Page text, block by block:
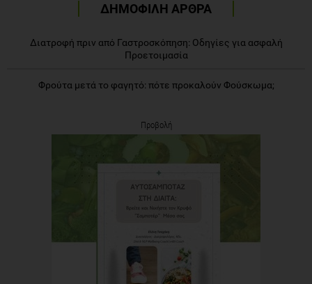
ΔΗΜΟΦΙΛΗ ΑΡΘΡΑ
Διατροφή πριν από Γαστροσκόπηση: Οδηγίες για ασφαλή
Προετοιμασία
Φρούτα μετά το φαγητό: πότε προκαλούν Φούσκωμα;
Προβολή